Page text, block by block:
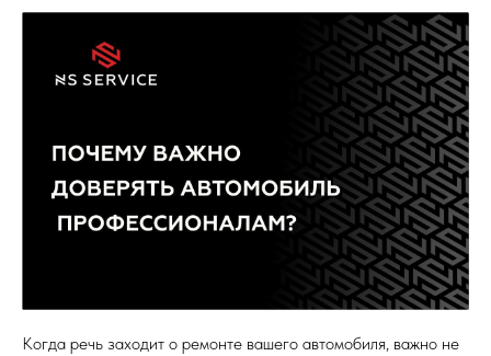
Когда речь заходит о ремонте вашего автомобиля, важно не